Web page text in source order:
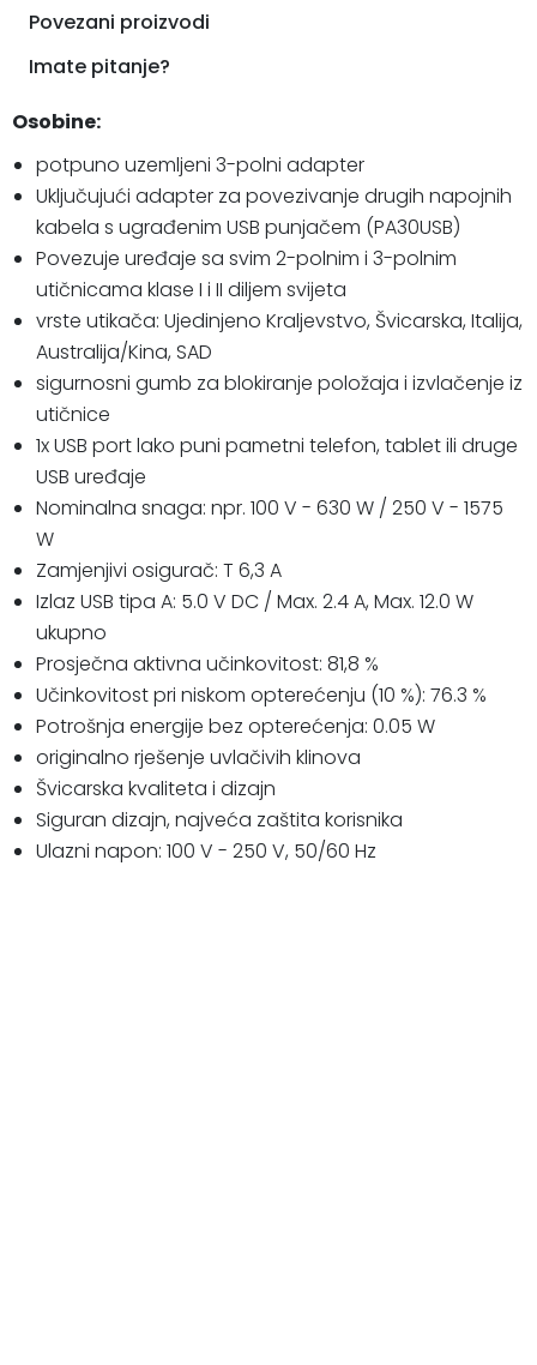
Povezani proizvodi
Imate pitanje?
Osobine:
potpuno uzemljeni 3-polni adapter
Uključujući adapter za povezivanje drugih napojnih
kabela s ugrađenim USB punjačem (PA30USB)
Povezuje uređaje sa svim 2-polnim i 3-polnim
utičnicama klase I i II diljem svijeta
vrste utikača: Ujedinjeno Kraljevstvo, Švicarska, Italija,
Australija/Kina, SAD
sigurnosni gumb za blokiranje položaja i izvlačenje iz
utičnice
1x USB port lako puni pametni telefon, tablet ili druge
USB uređaje
Nominalna snaga: npr. 100 V - 630 W / 250 V - 1575
W
Zamjenjivi osigurač: T 6,3 A
Izlaz USB tipa A: 5.0 V DC / Max. 2.4 A, Max. 12.0 W
ukupno
Prosječna aktivna učinkovitost: 81,8 %
Učinkovitost pri niskom opterećenju (10 %): 76.3 %
Potrošnja energije bez opterećenja: 0.05 W
originalno rješenje uvlačivih klinova
Švicarska kvaliteta i dizajn
Siguran dizajn, najveća zaštita korisnika
Ulazni napon: 100 V - 250 V, 50/60 Hz